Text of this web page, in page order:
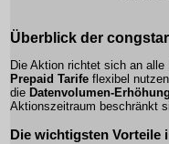
Überblick der
Die Aktion richtet sich an
Prepaid Tarife flexibel
die Datenvolumen-
Aktionszeitraum beschränkt
Die wichtigsten Vorteile